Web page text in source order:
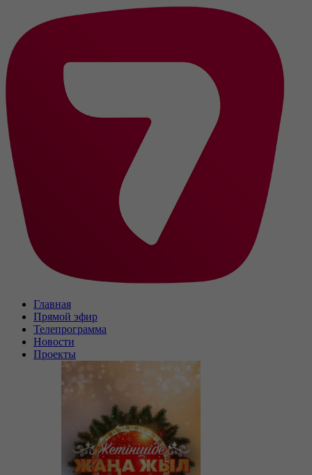
Главная
Прямой эфир
Телепрограмма
Новости
Проекты